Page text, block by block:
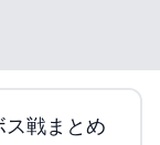
ス戦まとめ